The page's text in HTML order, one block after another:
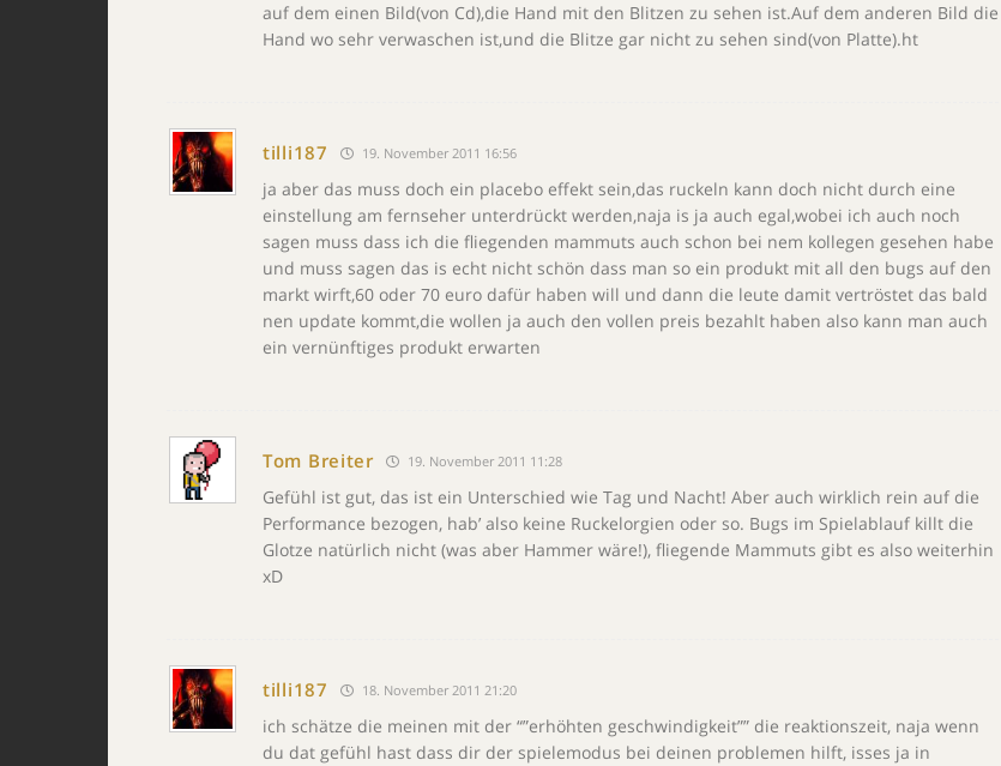
auf dem einen Bild(von Cd),die Hand mit den Blitzen zu sehen ist.Auf dem anderen Bild die
Hand wo sehr verwaschen ist,und die Blitze gar nicht zu sehen sind(von Platte).ht
tilli187 19. November 2011 16:56
ja aber das muss doch ein placebo effekt sein,das ruckeln kann doch nicht durch eine
einstellung am fernseher unterdrückt werden,naja is ja auch egal,wobei ich auch noch
sagen muss dass ich die fliegenden mammuts auch schon bei nem kollegen gesehen habe
und muss sagen das is echt nicht schön dass man so ein produkt mit all den bugs auf den
markt wirft,60 oder 70 euro dafür haben will und dann die leute damit vertröstet das bald
nen update kommt,die wollen ja auch den vollen preis bezahlt haben also kann man auch
ein vernünftiges produkt erwarten
Tom Breiter 19. November 2011 11:28
Gefühl ist gut, das ist ein Unterschied wie Tag und Nacht! Aber auch wirklich rein auf die
Performance bezogen, hab’ also keine Ruckelorgien oder so. Bugs im Spielablauf killt die
Glotze natürlich nicht (was aber Hammer wäre!), fliegende Mammuts gibt es also weiterhin
xD
tilli187 18. November 2011 21:20
ich schätze die meinen mit der “”erhöhten geschwindigkeit”” die reaktionszeit, naja wenn
du dat gefühl hast dass dir der spielemodus bei deinen problemen hilft, isses ja in